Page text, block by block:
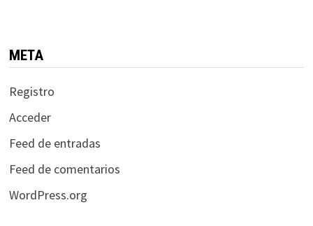
META
Registro
Acceder
Feed de entradas
Feed de comentarios
WordPress.org